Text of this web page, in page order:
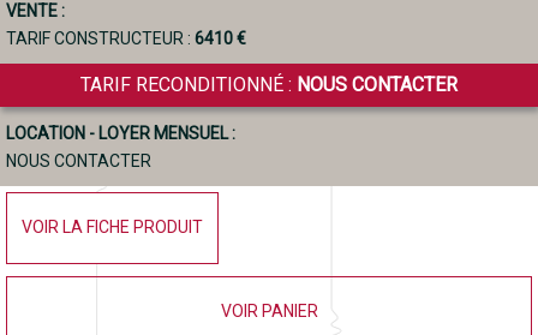
VENTE :
TARIF CONSTRUCTEUR : 6410 €
TARIF RECONDITIONNÉ : NOUS CONTACTER
LOCATION - LOYER MENSUEL :
NOUS CONTACTER
VOIR LA FICHE PRODUIT
VOIR PANIER